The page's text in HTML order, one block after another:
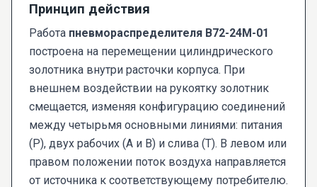
Принцип действия
Работа пневмораспределителя В72-24М-01
построена на перемещении цилиндрического
золотника внутри расточки корпуса. При
внешнем воздействии на рукоятку золотник
смещается, изменяя конфигурацию соединений
между четырьмя основными линиями: питания
(P), двух рабочих (A и B) и слива (T). В левом или
правом положении поток воздуха направляется
от источника к соответствующему потребителю.